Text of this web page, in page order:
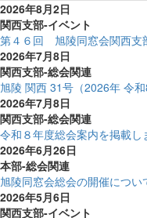
2026年8月2日
関西支部-イベント
第４６回 旭陵同窓会関西支
2026年7月8日
関西支部-総会関連
旭陵 関西 31号（2026年 令
2026年7月8日
関西支部-総会関連
令和８年度総会案内を掲載し
2026年6月26日
本部-総会関連
旭陵同窓会総会の開催につい
2026年5月6日
関西支部-イベント